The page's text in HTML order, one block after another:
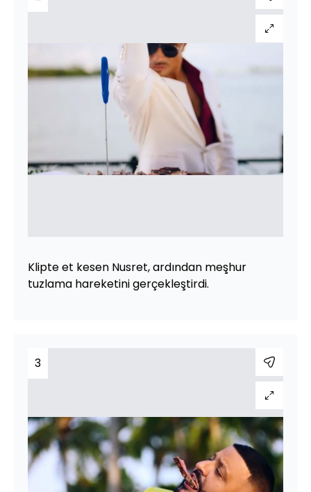
Klipte et kesen Nusret, ardından meşhur
tuzlama hareketini gerçekleştirdi.
3